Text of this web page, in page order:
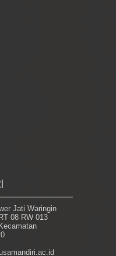
Jati Waringin
08 RW 013